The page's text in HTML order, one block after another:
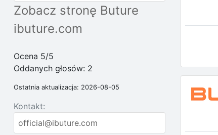
Zobacz stronę Buture
ibuture.com
Ocena 5/5
Oddanych głosów: 2
Ostatnia aktualizacja: 2026-08-05
Kontakt:
official@ibuture.com